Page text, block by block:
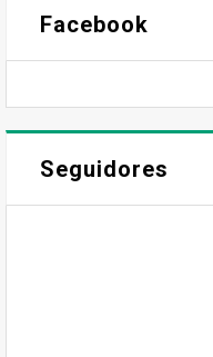
Facebook
Seguidores